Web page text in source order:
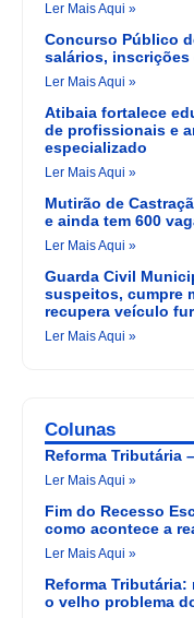
Ler Mais Aqui »
Concurso Público
salários, inscrições
Ler Mais Aqui »
Atibaia fortalece
de profissionais e
especializado
Ler Mais Aqui »
Mutirão de
e ainda tem 600
Ler Mais Aqui »
Guarda Civil
suspeitos, cumpre
recupera veículo
Ler Mais Aqui »
Colunas
Reforma Tributária
Ler Mais Aqui »
Fim do Recesso
como acontece a
Ler Mais Aqui »
Reforma Tributária:
o velho problema